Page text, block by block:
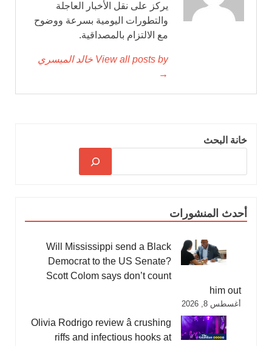
يركز على نقل الأخبار العاجلة
والتطورات اليومية بسرعة ووضوح
مع الالتزام بالمصداقية.
View all posts by خالد الميسري
→
خانة البحث
أحدث المنشورات
Will Mississippi send a Black
Democrat to the US Senate?
Scott Colom says don’t count
him out
أغسطس 8, 2026
Olivia Rodrigo review â crushing
riffs and infectious hooks at